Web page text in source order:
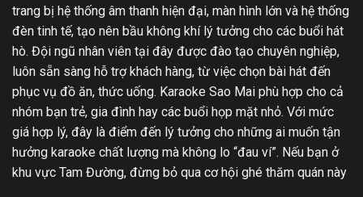
trang bị hệ thống âm thanh hiện đại, màn hình lớn và hệ thống
đèn tinh tế, tạo nên bầu không khí lý tưởng cho các buổi hát
hò. Đội ngũ nhân viên tại đây được đào tạo chuyên nghiệp,
luôn sẵn sàng hỗ trợ khách hàng, từ việc chọn bài hát đến
phục vụ đồ ăn, thức uống. Karaoke Sao Mai phù hợp cho cả
nhóm bạn trẻ, gia đình hay các buổi họp mặt nhỏ. Với mức
giá hợp lý, đây là điểm đến lý tưởng cho những ai muốn tận
hưởng karaoke chất lượng mà không lo “đau ví”. Nếu bạn ở
khu vực Tam Đường, đừng bỏ qua cơ hội ghé thăm quán này